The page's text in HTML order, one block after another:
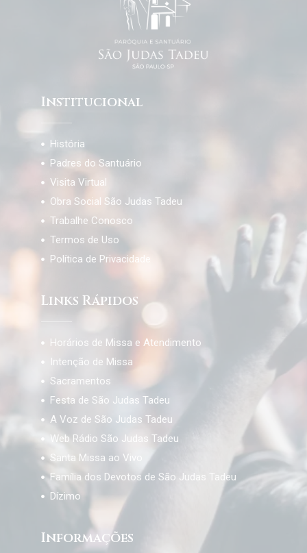
Institucional
História
Padres do Santuário
Visita Virtual
Obra Social São Judas Tadeu
Trabalhe Conosco
Termos de Uso
Política de Privacidade
Links Rápidos
Horários de Missa e Atendimento
Intenção de Missa
Sacramentos
Festa de São Judas Tadeu
A Voz de São Judas Tadeu
Web Rádio São Judas Tadeu
Santa Missa ao Vivo
Família dos Devotos de São Judas Tadeu
Dízimo
Informações